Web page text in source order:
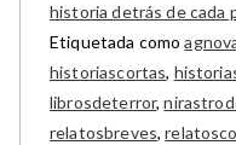
historia detrás de cada
Etiquetada como
historiascortas,
librosdeterror,
relatosbreves,